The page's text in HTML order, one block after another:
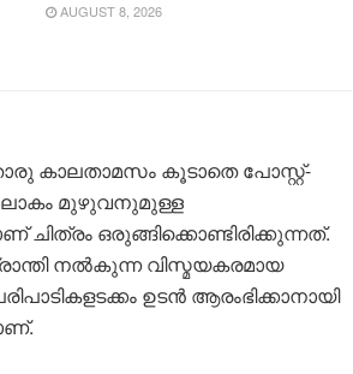
AUGUST 8, 2026
കാലതാമസം കൂടാതെ പോസ്റ്റ്-
മുഴുവനുമുള്ള
ഒരുങ്ങിക്കൊണ്ടിരിക്കുന്നത്.
നൽകുന്ന വിസ്മയകരമായ
ഉടൻ ആരംഭിക്കാനായി